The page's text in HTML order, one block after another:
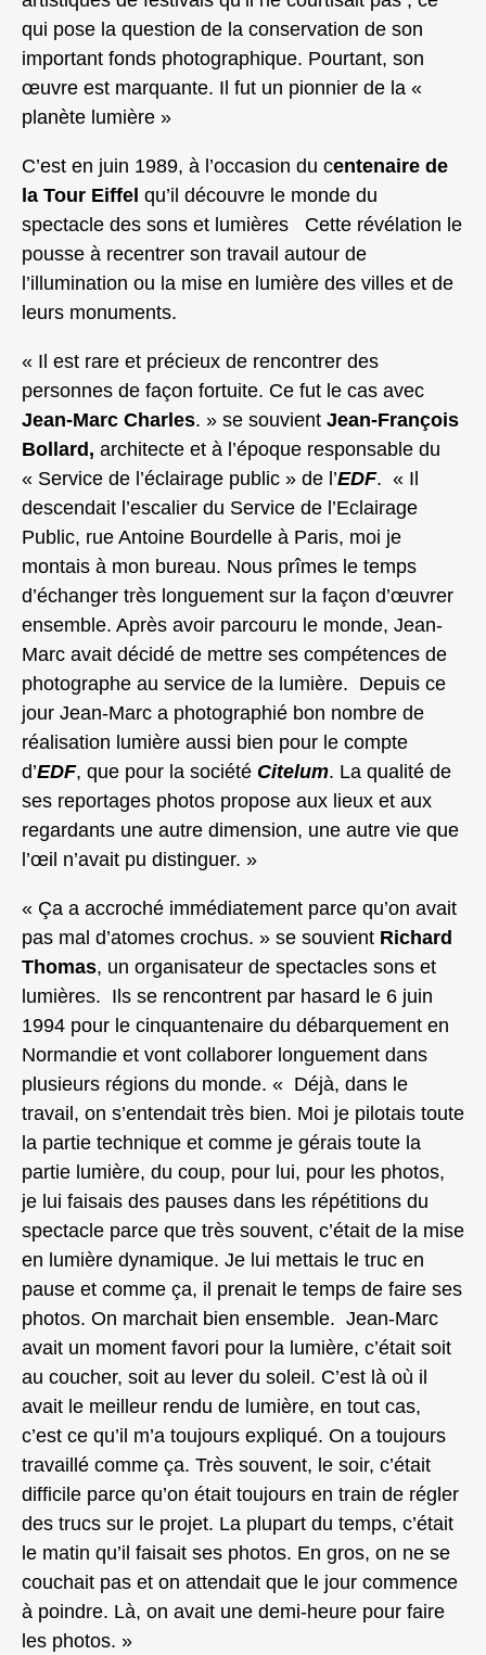
qui pose la question de la conservation de son
important fonds photographique. Pourtant, son
œuvre est marquante. Il fut un pionnier de la «
planète lumière »
C’est en juin 1989, à l’occasion du centenaire de
la Tour Eiffel qu’il découvre le monde du
spectacle des sons et lumières Cette révélation le
pousse à recentrer son travail autour de
l’illumination ou la mise en lumière des villes et de
leurs monuments.
« Il est rare et précieux de rencontrer des
personnes de façon fortuite. Ce fut le cas avec
Jean-Marc Charles. » se souvient Jean-François
Bollard, architecte et à l’époque responsable du
« Service de l’éclairage public » de l’EDF. « Il
descendait l’escalier du Service de l’Eclairage
Public, rue Antoine Bourdelle à Paris, moi je
montais à mon bureau. Nous prîmes le temps
d’échanger très longuement sur la façon d’œuvrer
ensemble. Après avoir parcouru le monde, Jean-
Marc avait décidé de mettre ses compétences de
photographe au service de la lumière. Depuis ce
jour Jean-Marc a photographié bon nombre de
réalisation lumière aussi bien pour le compte
d’EDF, que pour la société Citelum. La qualité de
ses reportages photos propose aux lieux et aux
regardants une autre dimension, une autre vie que
l’œil n’avait pu distinguer. »
« Ça a accroché immédiatement parce qu’on avait
pas mal d’atomes crochus. » se souvient Richard
Thomas, un organisateur de spectacles sons et
lumières. Ils se rencontrent par hasard le 6 juin
1994 pour le cinquantenaire du débarquement en
Normandie et vont collaborer longuement dans
plusieurs régions du monde. « Déjà, dans le
travail, on s’entendait très bien. Moi je pilotais toute
la partie technique et comme je gérais toute la
partie lumière, du coup, pour lui, pour les photos,
je lui faisais des pauses dans les répétitions du
spectacle parce que très souvent, c’était de la mise
en lumière dynamique. Je lui mettais le truc en
pause et comme ça, il prenait le temps de faire ses
photos. On marchait bien ensemble. Jean-Marc
avait un moment favori pour la lumière, c’était soit
au coucher, soit au lever du soleil. C’est là où il
avait le meilleur rendu de lumière, en tout cas,
c’est ce qu’il m’a toujours expliqué. On a toujours
travaillé comme ça. Très souvent, le soir, c’était
difficile parce qu’on était toujours en train de régler
des trucs sur le projet. La plupart du temps, c’était
le matin qu’il faisait ses photos. En gros, on ne se
couchait pas et on attendait que le jour commence
à poindre. Là, on avait une demi-heure pour faire
les photos. »